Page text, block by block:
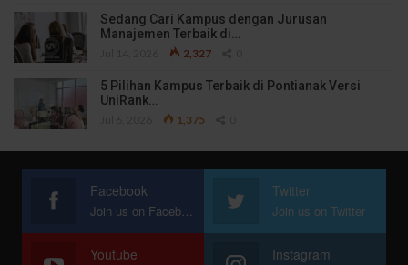
Sedang Cari Kampus dengan Jurusan
Manajemen Terbaik di…
2,327
5 Pilihan Kampus Terbaik di Pontianak Versi
UniRank…
1,375
Facebook
Join us on Facebook
Twitter
Join us on Twitter
Youtube Instagram